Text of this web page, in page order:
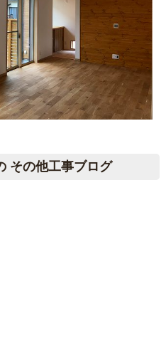
その他工事ブログ